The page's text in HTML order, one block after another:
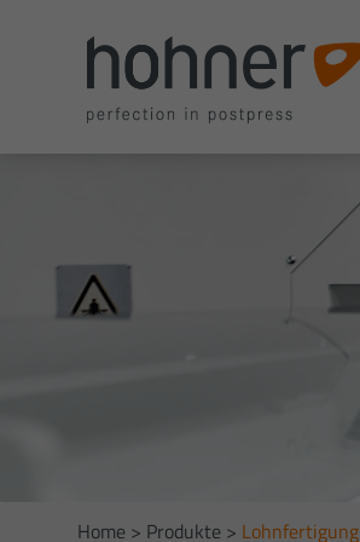
Home > Produkte > Lohnfertigung